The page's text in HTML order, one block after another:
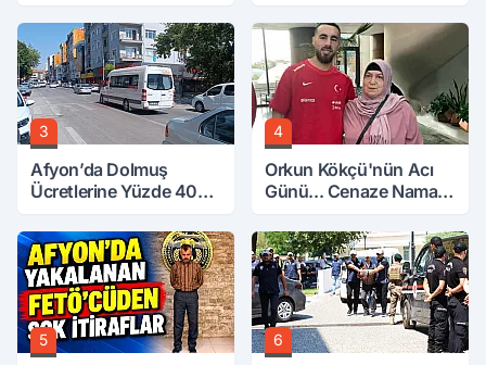
3
Afyon’da Dolmuş
Ücretlerine Yüzde 40
4
Orkun Kökçü'nün Acı
Günü... Cenaze Namazı
5 6